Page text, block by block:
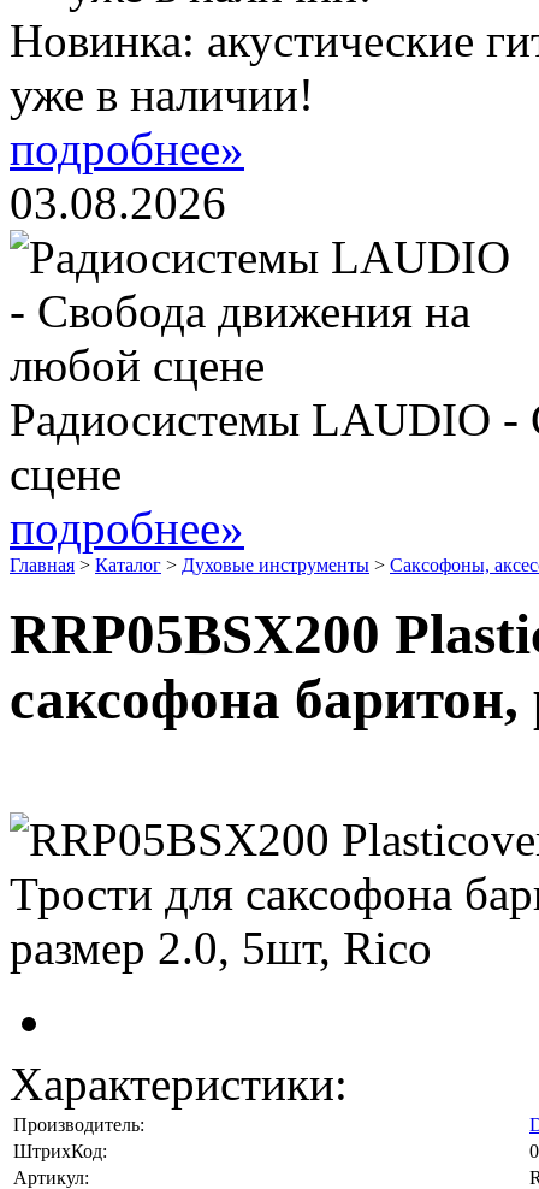
Новинка: акустические
уже в наличии!
подробнее»
03.08.2026
Радиосистемы LAUDIO -
сцене
подробнее»
Главная > Каталог > Духовые инструменты > Саксофоны,
RRP05BSX200
саксофона
Характеристики:
Производитель:
ШтрихКод:
Артикул: